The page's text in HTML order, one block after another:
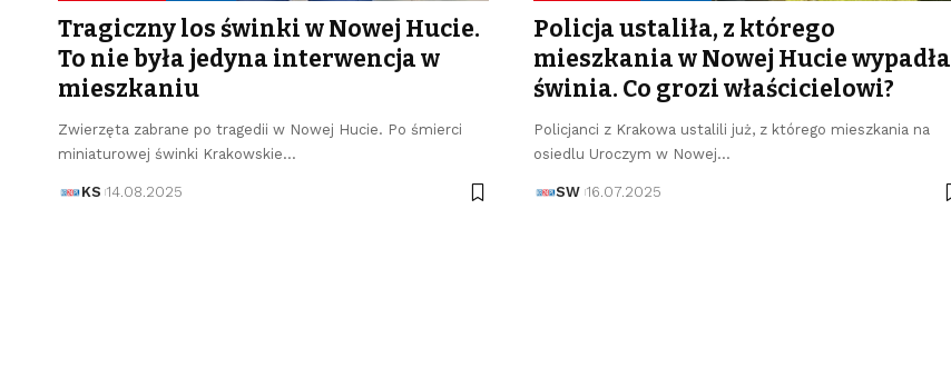
Tragiczny los świnki w Nowej Hucie.
To nie była jedyna interwencja w
mieszkaniu
Zwierzęta zabrane po tragedii w Nowej Hucie. Po śmierci
miniaturowej świnki Krakowskie…
KS 14.08.2025
Policja ustaliła, z którego
mieszkania w Nowej Hucie wypadła
świnia. Co grozi właścicielowi?
Policjanci z Krakowa ustalili już, z którego mieszkania na
osiedlu Uroczym w Nowej…
SW 16.07.2025